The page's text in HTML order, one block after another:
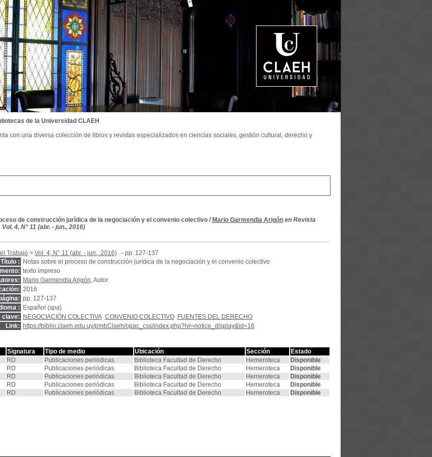
de construcción jurídica de la negociación y el convenio colectivo/ Mario Garmendia Arigón en Revista
4, N° 11 (abr. - jun., 2016)
Trabajo> Vol. 4, N° 11 (abr. - jun., 2016). - pp. 127-137
Título :
Notas sobre el proceso de construcción jurídica de la negociación y el convenio colectivo
texto impreso
Mario Garmendia Arigón, Autor
2016
pp. 127-137
:
Español (spa)
clave:
NEGOCIACIÓN COLECTIVA CONVENIO COLECTIVO
FUENTES DEL DERECHO
Link:
https://biblio.claeh.edu.uy/pmbClaeh/opac_css/index.php?lvl=notice_display&id=16
Signatura Tipo de medio Ubicación Sección
Estado
RD Publicaciones periódicas Biblioteca Facultad de Derecho Hemeroteca
Disponible
RD Publicaciones periódicas Biblioteca Facultad de Derecho Hemeroteca
Disponible
RD Publicaciones periódicas Biblioteca Facultad de Derecho Hemeroteca
Disponible
RD Publicaciones periódicas Biblioteca Facultad de Derecho Hemeroteca
Disponible
RD Publicaciones periódicas Biblioteca Facultad de Derecho Hemeroteca Disponible
de la Universidad CLAEH
con una diversa colección de libros y revistas especializados en ciencias sociales, gestión cultural, derecho y